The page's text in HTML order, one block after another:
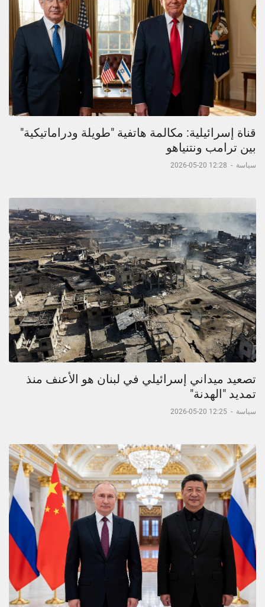
قناة إسرائيلية: مكالمة هاتفية "طويلة ودراماتيكية"
بين ترامب ونتنياهو
سياسة -
12:28 20-05-2026
تصعيد ميداني إسرائيلي في لبنان هو الأعنف منذ
تمديد "الهدنة"
سياسة -
12:25 20-05-2026